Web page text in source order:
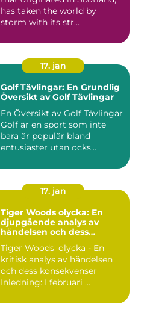
has taken the world by
storm with its str...
17. jan
Golf Tävlingar: En Grundlig
Översikt av Golf Tävlingar
En Översikt av Golf Tävlingar
Golf är en sport som inte
bara är populär bland
entusiaster utan ocks...
17. jan
Tiger Woods olycka: En
djupgående analys av
händelsen och dess
Tiger Woods' olycka - En
kritisk analys av händelsen
och dess konsekvenser
Inledning: I februari ...